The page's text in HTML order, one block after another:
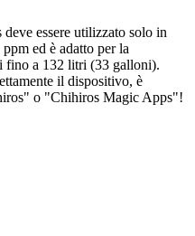
essere utilizzato solo in
ed è adatto per la
fino a 132 litri (33 galloni).
il dispositivo, è
o "Chihiros Magic Apps"!